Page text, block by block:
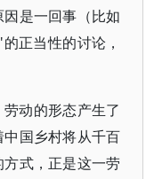
是一回事（比如
正当性的讨论，
动的形态产生了
国乡村将从千百
式，正是这一劳